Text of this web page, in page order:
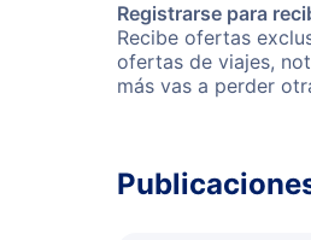
Registrarse para
Recibe ofertas
ofertas de viajes,
más vas a perder